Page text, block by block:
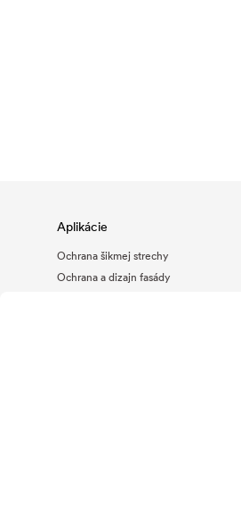
Aplikácie
Ochrana šikmej strechy
Ochrana a dizajn fasády